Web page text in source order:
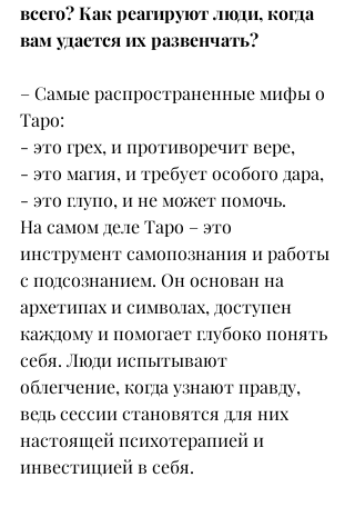
всего? Как реагируют люди, когда
вам удается их развенчать?
– Самые распространенные мифы о
Таро:
- это грех, и противоречит вере,
- это магия, и требует особого дара,
- это глупо, и не может помочь.
На самом деле Таро – это
инструмент самопознания и работы
с подсознанием. Он основан на
архетипах и символах, доступен
каждому и помогает глубоко понять
себя. Люди испытывают
облегчение, когда узнают правду,
ведь сессии становятся для них
настоящей психотерапией и
инвестицией в себя.